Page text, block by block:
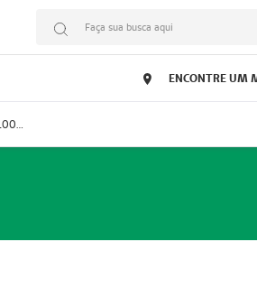
Faça sua busca aqui
ENCONTRE UM
Prestador Mosaicum Espaço Clínico Ltda (51004352-0)